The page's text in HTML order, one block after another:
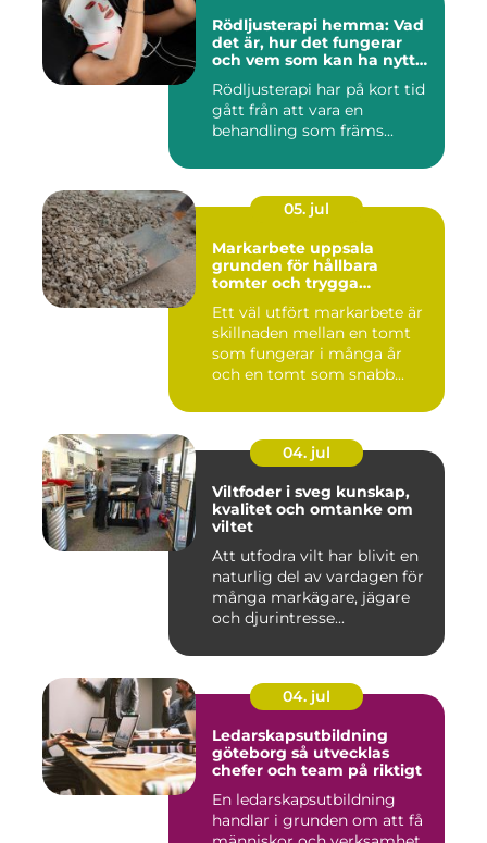
Rödljusterapi hemma: Vad
det är, hur det fungerar
och vem som kan ha nytta
Rödljusterapi har på kort tid
gått från att vara en
behandling som främs...
05. jul
Markarbete uppsala
grunden för hållbara
tomter och trygga
Ett väl utfört markarbete är
skillnaden mellan en tomt
som fungerar i många år
och en tomt som snabb...
04. jul
Viltfoder i sveg kunskap,
kvalitet och omtanke om
viltet
Att utfodra vilt har blivit en
naturlig del av vardagen för
många markägare, jägare
och djurintresse...
04. jul
Ledarskapsutbildning
göteborg så utvecklas
chefer och team på riktigt
En ledarskapsutbildning
handlar i grunden om att få